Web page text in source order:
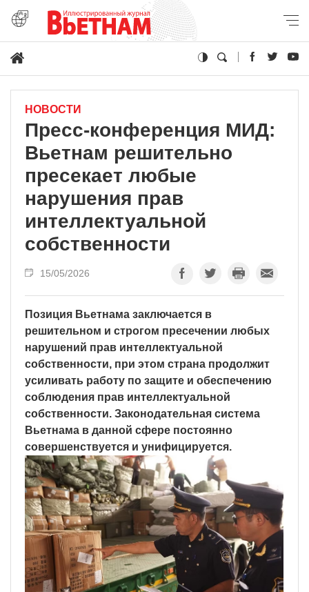
НОВОСТИ
Пресс-конференция МИД:
Вьетнам решительно
пресекает любые
нарушения прав
интеллектуальной
собственности
15/05/2026
Позиция Вьетнама заключается в
решительном и строгом пресечении любых
нарушений прав интеллектуальной
собственности, при этом страна продолжит
усиливать работу по защите и обеспечению
соблюдения прав интеллектуальной
собственности. Законодательная система
Вьетнама в данной сфере постоянно
совершенствуется и унифицируется.